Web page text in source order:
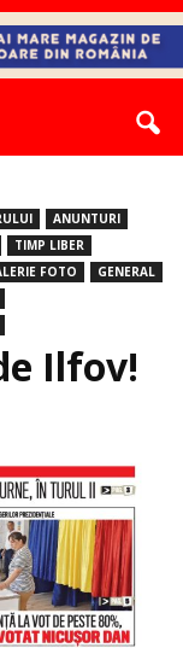
ANUNTURI
TIMP LIBER
FOTO
GENERAL
Ilfov!